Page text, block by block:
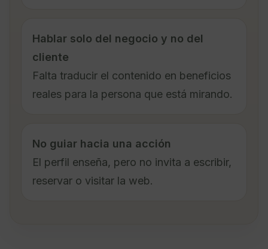
Hablar solo del negocio y no del
cliente
Falta traducir el contenido en beneficios
reales para la persona que está mirando.
No guiar hacia una acción
El perfil enseña, pero no invita a escribir,
reservar o visitar la web.